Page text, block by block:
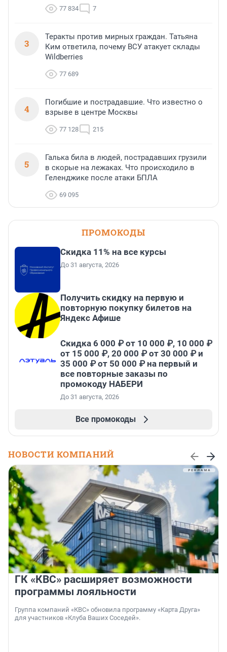
77 834 7
3
Теракты против мирных граждан. Татьяна
Ким ответила, почему ВСУ атакует склады
Wildberries
77 689
4
Погибшие и пострадавшие. Что известно о
взрыве в центре Москвы
77 128 215
5
Галька била в людей, пострадавших грузили
в скорые на лежаках. Что происходило в
Геленджике после атаки БПЛА
69 095
ПРОМОКОДЫ
Скидка 11% на все курсы
До 31 августа, 2026
Получить скидку на первую и
повторную покупку билетов на
Яндекс Афише
Скидка 6 000 ₽ от 10 000 ₽, 10 000 ₽
от 15 000 ₽, 20 000 ₽ от 30 000 ₽ и
35 000 ₽ от 50 000 ₽ на первый и
все повторные заказы по
промокоду НАБЕРИ
До 31 августа, 2026
Все промокоды
НОВОСТИ КОМПАНИЙ
ГК «КВС» расширяет возможности
программы лояльности
Группа компаний «КВС» обновила программу «Карта Друга»
для участников «Клуба Ваших Соседей».